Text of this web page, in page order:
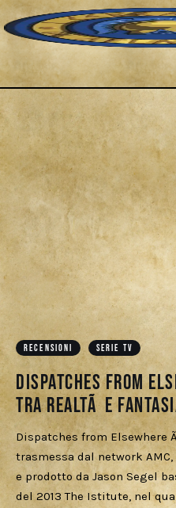
Fantascienza
Fantasy
Games
Recensioni
Libri e fumetti
Cercatori
Download
RECENSIONI SERIE TV
Dispatches from
tra realtÃ e
Dispatches from Elsewhere
trasmessa dal network
e prodotto da Jason Segel
del 2013 The Istitute, nel